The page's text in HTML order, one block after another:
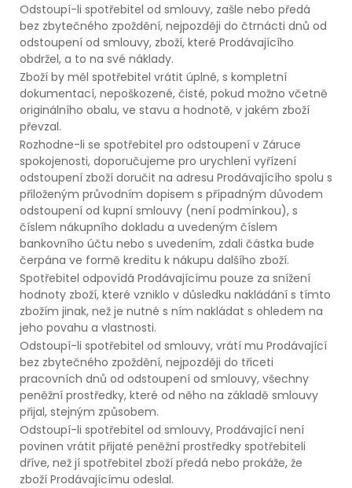
Odstoupí-li spotřebitel od smlouvy, zašle nebo předá
bez zbytečného zpoždění, nejpozději do čtrnácti dnů od
odstoupení od smlouvy, zboží, které Prodávajícího
obdržel, a to na své náklady.
Zboží by měl spotřebitel vrátit úplné, s kompletní
dokumentací, nepoškozené, čisté, pokud možno včetně
originálního obalu, ve stavu a hodnotě, v jakém zboží
převzal.
Rozhodne-li se spotřebitel pro odstoupení v Záruce
spokojenosti, doporučujeme pro urychlení vyřízení
odstoupení zboží doručit na adresu Prodávajícího spolu s
přiloženým průvodním dopisem s případným důvodem
odstoupení od kupní smlouvy (není podmínkou), s
číslem nákupního dokladu a uvedeným číslem
bankovního účtu nebo s uvedením, zdali částka bude
čerpána ve formě kreditu k nákupu dalšího zboží.
Spotřebitel odpovídá Prodávajícímu pouze za snížení
hodnoty zboží, které vzniklo v důsledku nakládání s tímto
zbožím jinak, než je nutné s ním nakládat s ohledem na
jeho povahu a vlastnosti.
Odstoupí-li spotřebitel od smlouvy, vrátí mu Prodávající
bez zbytečného zpoždění, nejpozději do třiceti
pracovních dnů od odstoupení od smlouvy, všechny
peněžní prostředky, které od něho na základě smlouvy
přijal, stejným způsobem.
Odstoupí-li spotřebitel od smlouvy, Prodávající není
povinen vrátit přijaté peněžní prostředky spotřebiteli
dříve, než jí spotřebitel zboží předá nebo prokáže, že
zboží Prodávajícímu odeslal.